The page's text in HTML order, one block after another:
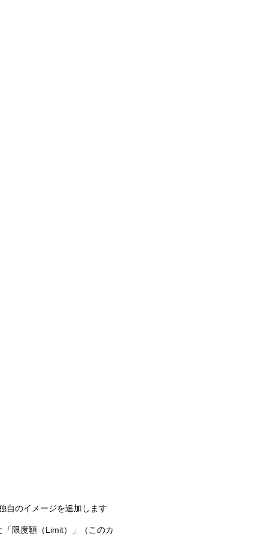
自のイメージを追加します
限度額（Limit）」（このカ